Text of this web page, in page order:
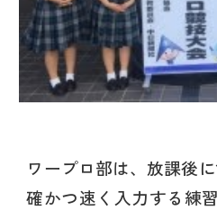
ワープロ部は、放課後
確かつ速く入力する練